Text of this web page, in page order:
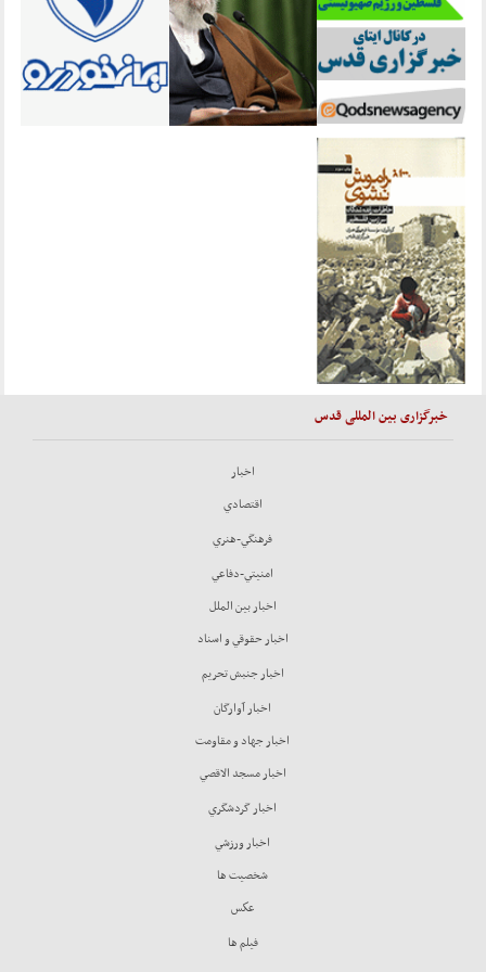
خبرگزاری بین المللی قدس
اخبار
اقتصادي
فرهنگي-هنري
امنيتي-دفاعي
اخبار بين الملل
اخبار حقوقي و اسناد
اخبار جنبش تحريم
اخبار آوارگان
اخبار جهاد و مقاومت
اخبار مسجد الاقصي
اخبار گردشگري
اخبار ورزشي
شخصيت ها
عكس
فيلم ها